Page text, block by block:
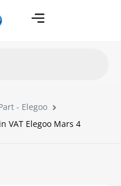
- Elegoo
VAT Elegoo Mars 4